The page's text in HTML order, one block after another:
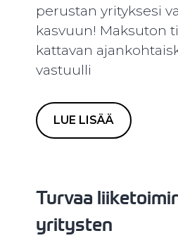
perustan yrityksesi
kasvuun! Maksuton
kattavan
vastuulli
LUE LISÄÄ
Turvaa
yritysten